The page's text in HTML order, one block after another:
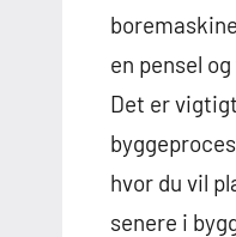
en pensel
Det er
hvor du vil
senere i